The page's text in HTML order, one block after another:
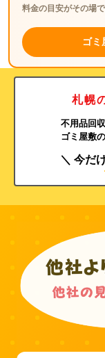
料金の目安がその場
ゴミ
札幌
不用品回
ゴミ屋敷
＼ 今だ